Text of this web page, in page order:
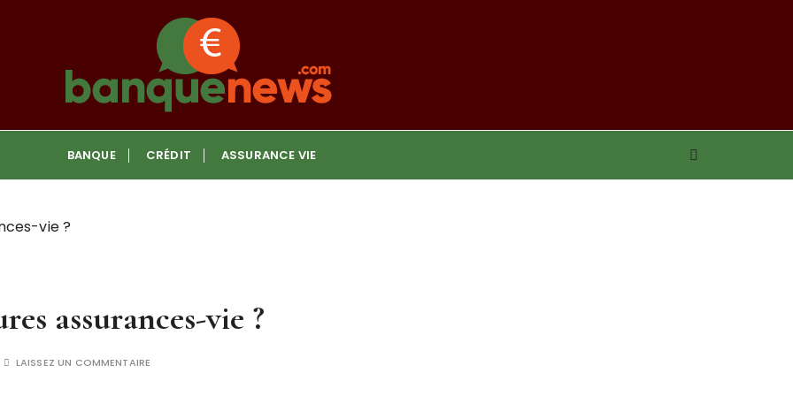
BANQUE CRÉDIT ASSURANCE VIE
vie ?
assurances-vie ?
LAISSEZ UN COMMENTAIRE